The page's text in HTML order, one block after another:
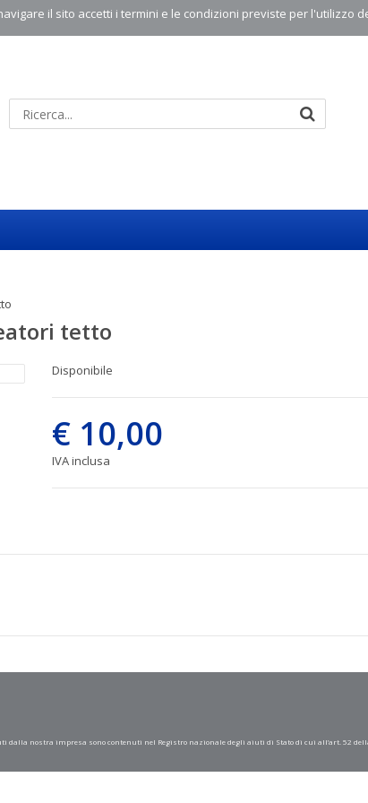
il sito accetti i termini e le condizioni previste per l'utilizzo
tetto
Disponibile
€ 10,00
IVA inclusa
nostra impresa sono contenuti nel Registro nazionale degli aiuti di Stato di cui all’art. 52 della